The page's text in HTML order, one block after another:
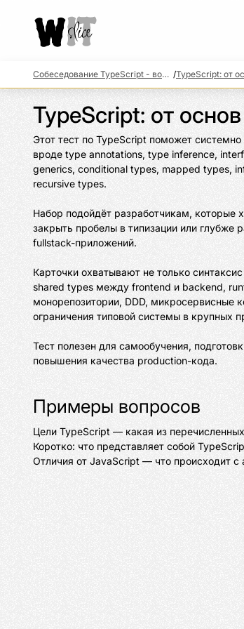
Собеседование TypeScript - вопросы и подготовка /
TypeScript: от
Этот тест по TypeScript поможет
вроде type annotations, type inference,
generics, conditional types, mapped types,
recursive types.
Набор подойдёт разработчикам, которые
закрыть пробелы в типизации или глубже
fullstack-приложений.
Карточки охватывают не только
shared types между frontend и backend,
монорепозитории, DDD, микросервисные
ограничения типовой системы в крупных
Тест полезен для самообучения,
повышения качества production-кода.
Примеры вопросов
Цели TypeScript — какая из
Коротко: что представляет собой
Отличия от JavaScript — что происходит с